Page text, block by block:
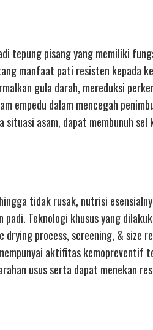
tepung pisang yang memiliki
manfaat pati resisten kepada
gula darah, mereduksi
empedu dalam mencegah
asam, dapat membunuh sel
tidak rusak, nutrisi
Teknologi khusus yang
process, screening, & size
aktifitas kemopreventif
usus serta dapat menekan